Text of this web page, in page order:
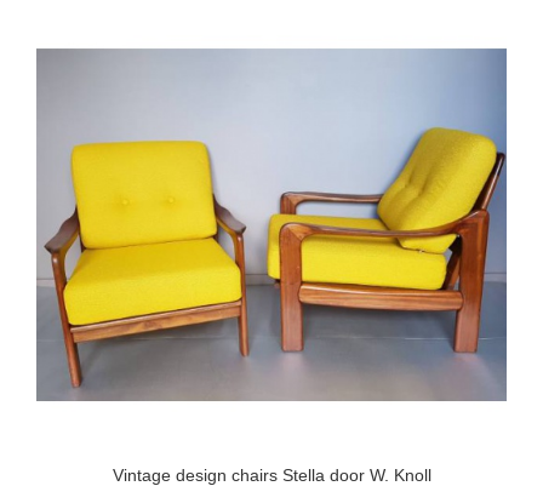
Vintage design chairs Stella door W. Knoll